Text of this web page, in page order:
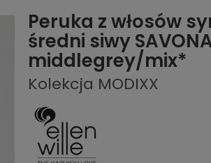
Peruka z włosów
średni siwy
middlegrey/mix*
Kolekcja MODIXX